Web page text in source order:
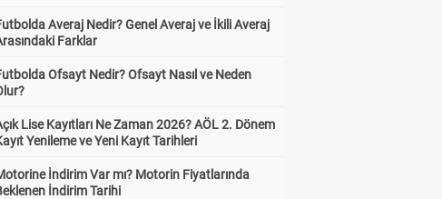
Averaj Nedir? Genel Averaj ve İkili Averaj
Farklar
Ofsayt Nedir? Ofsayt Nasıl ve Neden
Lise Kayıtları Ne Zaman 2026? AÖL 2. Dönem
Yenileme ve Yeni Kayıt Tarihleri
İndirim Var mı? Motorin Fiyatlarında
İndirim Tarihi